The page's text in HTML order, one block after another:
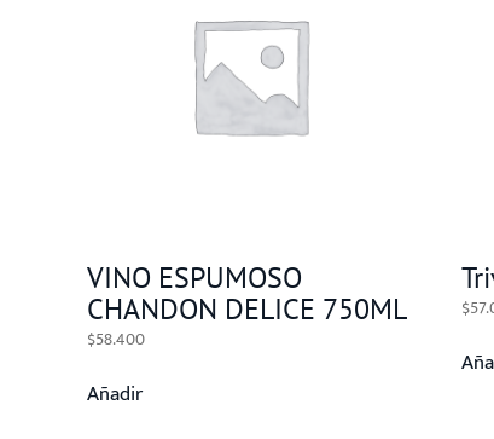
VINO ESPUMOSO
CHANDON DELICE 750ML
$58.400
Añadir
$